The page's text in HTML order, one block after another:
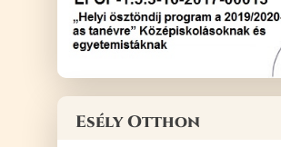
Esély Otthon